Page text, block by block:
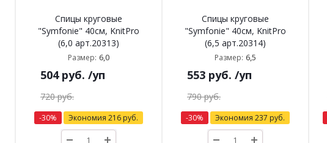
Спицы круговые
"Symfonie" 40см, KnitPro
(6,0 арт.20313)
Размер: 6,0
504руб. /уп
720руб.
-30% Экономия 216 руб.
Спицы круговые
"Symfonie" 40см, KnitPro
(6,5 арт.20314)
Размер: 6,5
553 руб. /уп
790руб.
-30% Экономия 237 руб.